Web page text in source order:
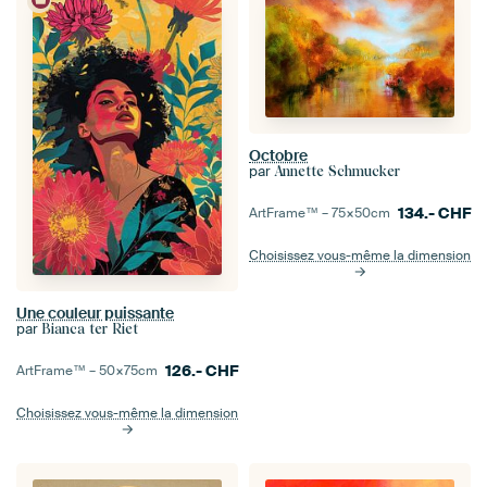
Une couleur puissante
par Bianca ter Riet
ArtFrame™ –50×75cm 126.-CHF
Choisissez vous-même la dimension
Octobre
par Annette Schmucker
ArtFrame™ –75×50cm 134.-CHF
Choisissez vous-même la dimension